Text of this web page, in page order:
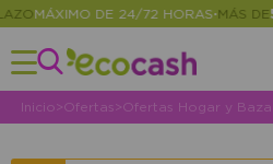
MÁXIMO DE 24/72 HORAS•MÁS DE
Inicio>Ofertas >Ofertas Hogar y